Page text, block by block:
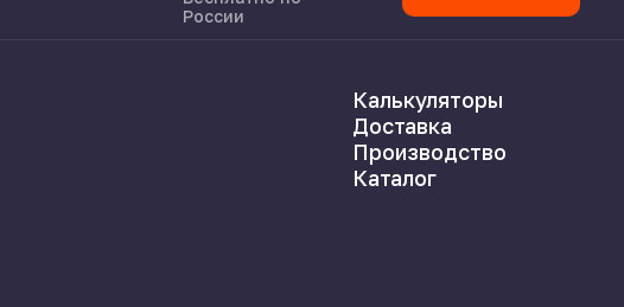
России
Калькуляторы
Доставка
Производство
Каталог